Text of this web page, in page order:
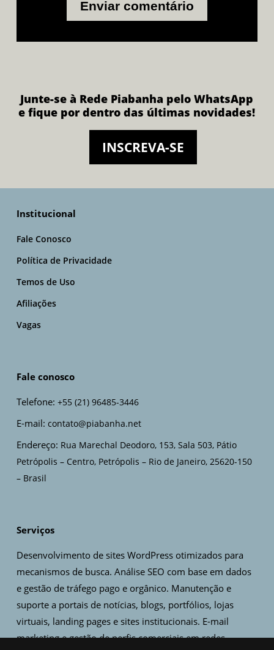
Junte-se à Rede Piabanha pelo WhatsApp
e fique por dentro das últimas novidades!
INSCREVA-SE
Institucional
Fale Conosco
Política de Privacidade
Temos de Uso
Afiliações
Vagas
Fale conosco
Telefone: +55 (21) 96485-3446
E-mail: contato@piabanha.net
Endereço: Rua Marechal Deodoro, 153, Sala 503, Pátio
Petrópolis – Centro, Petrópolis – Rio de Janeiro, 25620-150
– Brasil
Serviços
Desenvolvimento de sites WordPress otimizados para
mecanismos de busca. Análise SEO com base em dados
e gestão de tráfego pago e orgânico. Manutenção e
suporte a portais de notícias, blogs, portfólios, lojas
virtuais, landing pages e sites institucionais. E-mail
marketing e gestão de perfis comerciais em redes